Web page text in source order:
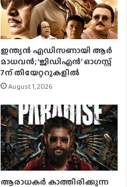
ഇന്ത്യൻ എഡിസണായി ആർ
മാധവൻ; ‘ജിഡിഎൻ’ ഓഗസ്റ്റ്
7ന് തിയേറ്ററുകളിൽ
August 1, 2026
ആരാധകർ കാത്തിരിക്കുന്ന